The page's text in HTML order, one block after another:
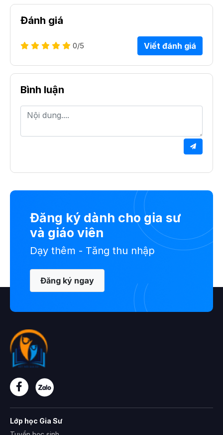
Đánh giá
0/5 Viết đánh giá
Bình luận
Đăng ký dành cho gia sư
và giáo viên
Dạy thêm - Tăng thu nhập
Đăng ký ngay
Lớp học Gia Sư